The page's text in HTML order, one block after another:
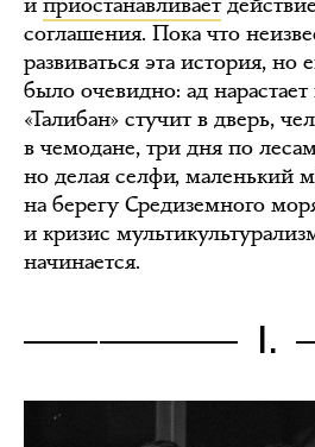
соглашения. Пока что
развиваться эта история,
было очевидно: ад
«Талибан» стучит в дверь,
в чемодане, три дня по
но делая селфи, маленький
на берегу Средиземного
и кризис
начинается.
I.